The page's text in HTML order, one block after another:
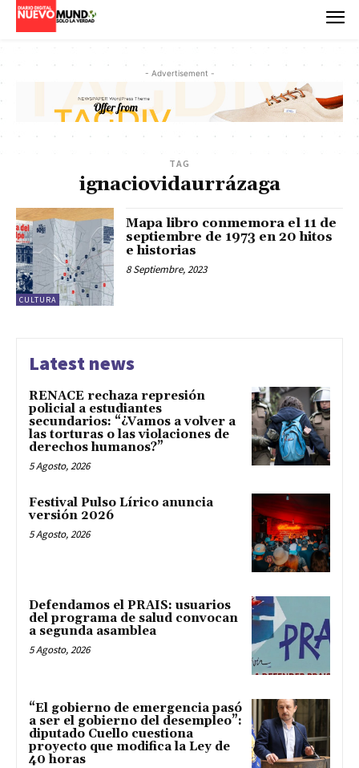
- Advertisement -
TAG
ignaciovidaurrázaga
CULTURA
Mapa libro conmemora el 11 de
septiembre de 1973 en 20 hitos
e historias
8 Septiembre, 2023
Latest news
RENACE rechaza represión
policial a estudiantes
secundarios: “¿Vamos a volver a
las torturas o las violaciones de
derechos humanos?”
5 Agosto, 2026
Festival Pulso Lírico anuncia
versión 2026
5 Agosto, 2026
Defendamos el PRAIS: usuarios
del programa de salud convocan
a segunda asamblea
5 Agosto, 2026
“El gobierno de emergencia pasó
a ser el gobierno del desempleo”:
diputado Cuello cuestiona
proyecto que modifica la Ley de
40 horas